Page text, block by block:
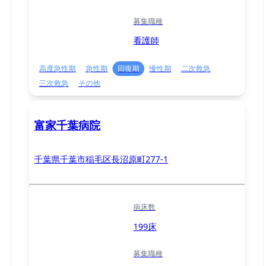
募集職種
看護師
高度急性期 急性期 回復期 慢性期
二次救急
三次救急
その他
富家千葉病院
千葉県千葉市稲毛区長沼原町277-1
病床数
199床
募集職種